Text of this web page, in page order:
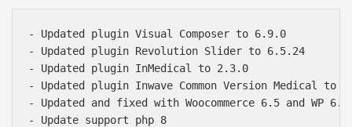
- Updated plugin Visual Composer to 6.9.0
- Updated plugin Revolution Slider to 6.5.24
- Updated plugin InMedical to 2.3.0
- Updated plugin Inwave Common Version Medical to
- Updated and fixed with Woocommerce 6.5 and WP 6.0
- Update support php 8